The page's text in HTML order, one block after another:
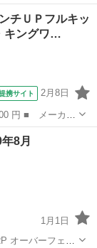
： ＦＩＳフリ
Ｗ 社外オーデ
チＵＰフルキッ
キングワ…
携サイト 2月8日
： ＸＣ ３イ
ンウインチ・
8月
1月1日
ーバーフェン